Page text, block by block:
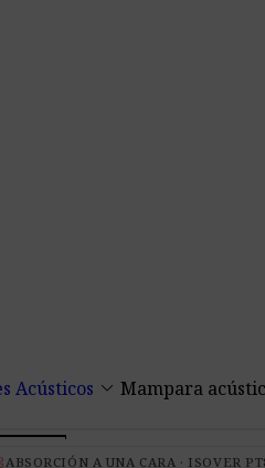
Acústicos keyboard_arrow_down Mampara
ABSORCIÓN A UNA CARA · ISOVER